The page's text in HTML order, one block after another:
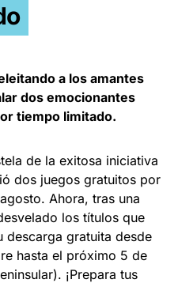
a los amantes
dos emocionantes
tiempo limitado.
de la exitosa iniciativa
dos juegos gratuitos por
Ahora, tras una
los títulos que
descarga gratuita desde
hasta el próximo 5 de
¡Prepara tus